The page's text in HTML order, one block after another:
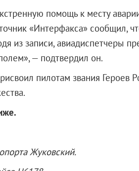
помощь к месту
«Интерфакса» сообщил,
из записи, авиадиспетчеры
— подтвердил он.
пилотам звания Героев
Жуковский.